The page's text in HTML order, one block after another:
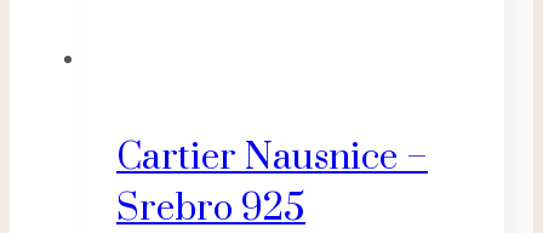
Cartier Nausnice –
Srebro 925